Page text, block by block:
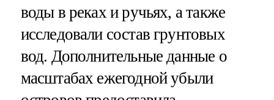
воды в реках и ручьях, а также
исследовали состав грунтовых
вод. Дополнительные данные о
масштабах ежегодной убыли